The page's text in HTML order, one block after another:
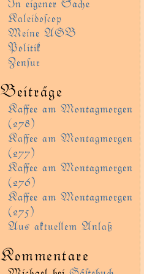
Kaleidoſcop
Meine AGB
Politik
Zenſur
Beiträge
Kaﬀee am Montagmorgen
(278)
Kaﬀee am Montagmorgen
(277)
Kaﬀee am Montagmorgen
(276)
Kaﬀee am Montagmorgen
(275)
Aus aktueem Anlaß
Kommentare